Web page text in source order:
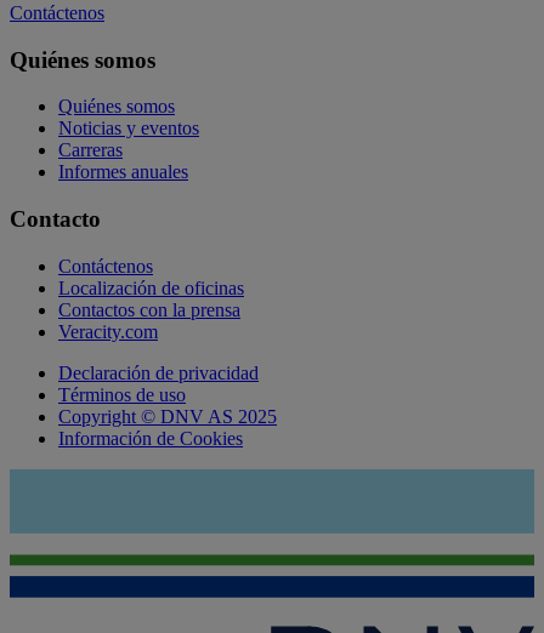
Contáctenos
Quiénes somos
Quiénes somos
Noticias y eventos
Carreras
Informes anuales
Contacto
Contáctenos
Localización de oficinas
Contactos con la prensa
Veracity.com
Declaración de privacidad
Términos de uso
Copyright © DNV AS 2025
Información de Cookies